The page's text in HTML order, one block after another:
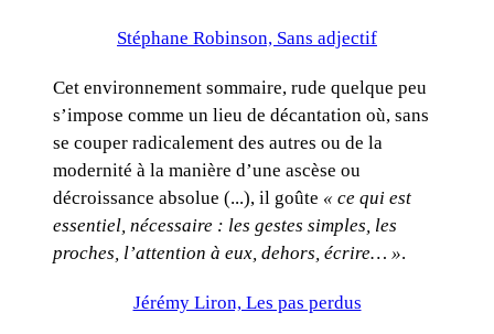
Stéphane Robinson, Sans adjectif
Cet environnement sommaire, rude quelque peu
s’impose comme un lieu de décantation où, sans
se couper radicalement des autres ou de la
modernité à la manière d’une ascèse ou
décroissance absolue (...), il goûte « ce qui est
essentiel, nécessaire : les gestes simples, les
proches, l’attention à eux, dehors, écrire… ».
Jérémy Liron, Les pas perdus